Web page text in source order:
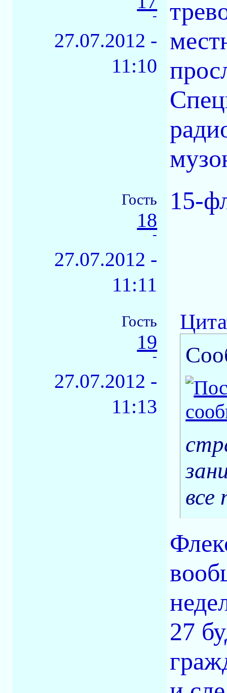
-
27.07.2012 -
11:10
Гость
18
-
27.07.2012 -
11:11
15-
Гость
19
-
27.07.2012 -
11:13
все
27